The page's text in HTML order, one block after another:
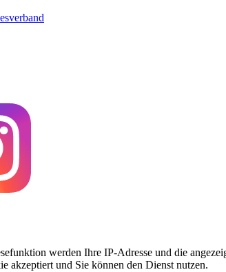
werden Ihre IP-Adresse und die
akzeptiert und Sie können den Dienst nutzen.